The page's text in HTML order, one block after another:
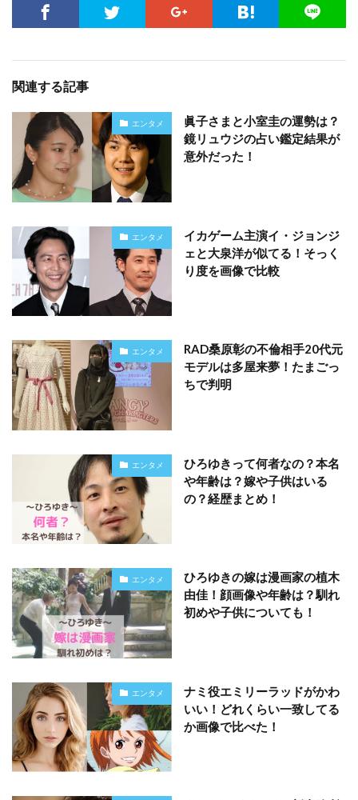
関連する記事
エンタメ
眞子さまと小室圭の運勢は？
鏡リュウジの占い鑑定結果が
意外だった！
エンタメ
イカゲーム主演イ・ジョンジ
ェと大泉洋が似てる！そっく
り度を画像で比較
エンタメ
RAD桑原彰の不倫相手20代元
モデルは多屋来夢！たまごっ
ちで判明
エンタメ
ひろゆきって何者なの？本名
や年齢は？嫁や子供はいる
の？経歴まとめ！
エンタメ
ひろゆきの嫁は漫画家の植木
由佳！顔画像や年齢は？馴れ
初めや子供についても！
エンタメ
ナミ役エミリーラッドがかわ
いい！どれくらい一致してる
か画像で比べた！